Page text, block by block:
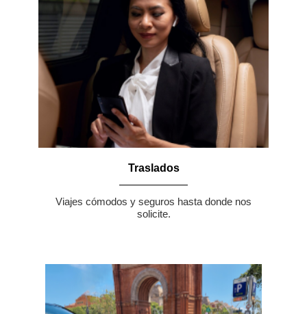
Traslados
Viajes cómodos y seguros hasta donde nos
solicite.